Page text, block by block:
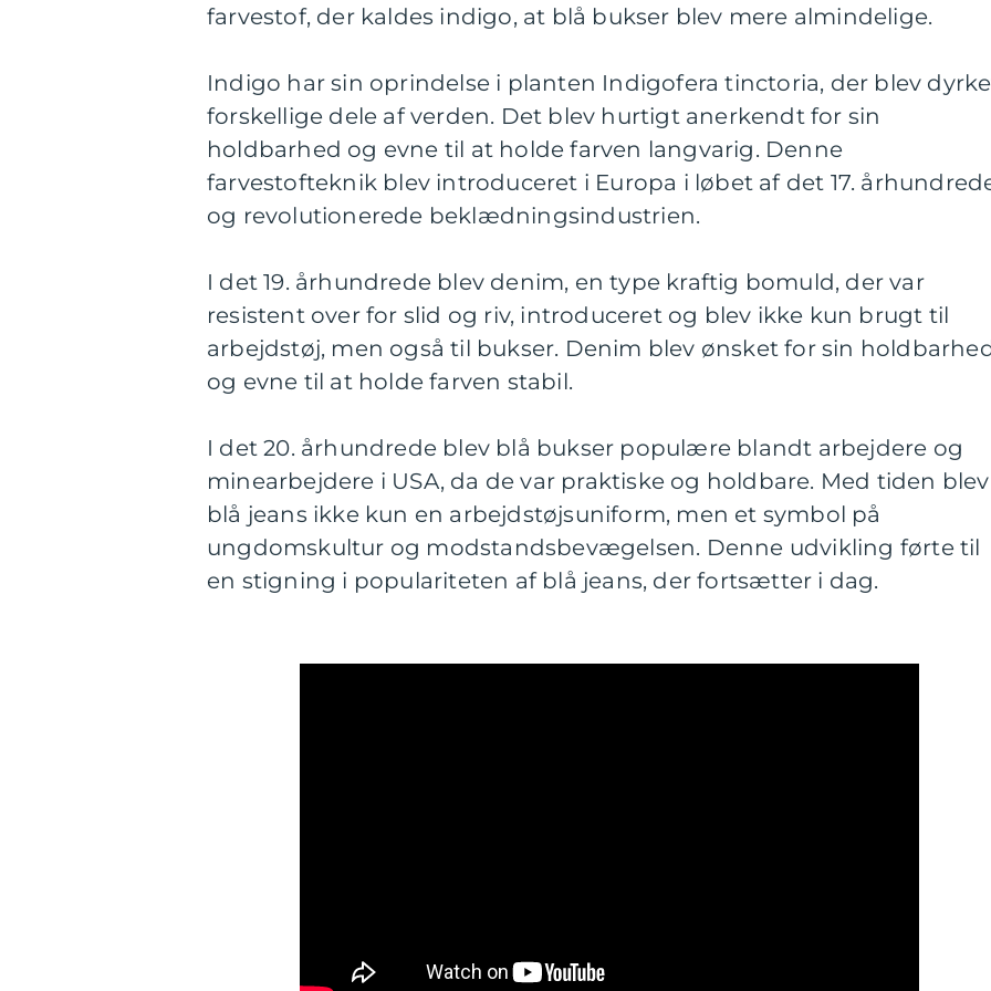
farvestof, der kaldes indigo, at blå bukser blev mere almindelige.
Indigo har sin oprindelse i planten Indigofera tinctoria, der blev
forskellige dele af verden. Det blev hurtigt anerkendt for sin
holdbarhed og evne til at holde farven langvarig. Denne
farvestofteknik blev introduceret i Europa i løbet af det 17.
og revolutionerede beklædningsindustrien.
I det 19. århundrede blev denim, en type kraftig bomuld, der var
resistent over for slid og riv, introduceret og blev ikke kun brugt til
arbejdstøj, men også til bukser. Denim blev ønsket for sin
og evne til at holde farven stabil.
I det 20. århundrede blev blå bukser populære blandt arbejdere og
minearbejdere i USA, da de var praktiske og holdbare. Med tiden blev
blå jeans ikke kun en arbejdstøjsuniform, men et symbol på
ungdomskultur og modstandsbevægelsen. Denne udvikling førte til
en stigning i populariteten af blå jeans, der fortsætter i dag.